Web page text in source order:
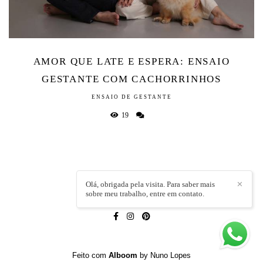
AMOR QUE LATE E ESPERA: ENSAIO
GESTANTE COM CACHORRINHOS
ENSAIO DE GESTANTE
19
LÍVIA CAPELI/CONTATO
✕
Olá, obrigada pela visita. Para saber mais
sobre meu trabalho, entre em contato.
Feito com Alboom by Nuno Lopes